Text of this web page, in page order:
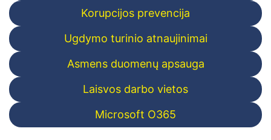
Korupcijos prevencija
Ugdymo turinio atnaujinimai
Asmens duomenų apsauga
Laisvos darbo vietos
Microsoft O365